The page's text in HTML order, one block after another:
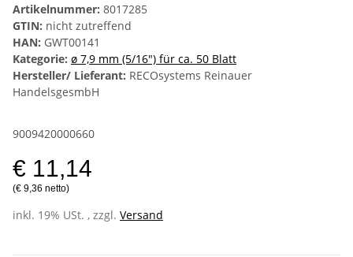
Artikelnummer: 8017285
GTIN: nicht zutreffend
HAN: GWT00141
Kategorie: ø 7,9 mm (5/16") für ca. 50 Blatt
Hersteller/ Lieferant: RECOsystems Reinauer
HandelsgesmbH
9009420000660
€ 11,14
(€ 9,36 netto)
inkl. 19% USt. , zzgl. Versand